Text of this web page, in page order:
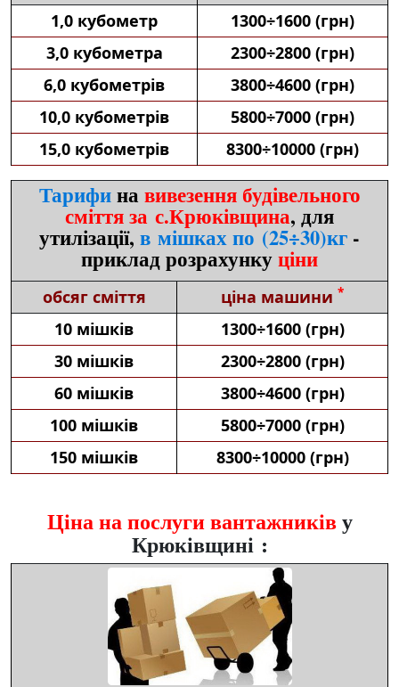
1,0 кубометр
1300÷1600 (грн)
3,0 кубометра
2300÷2800 (грн)
6,0 кубометрів
3800÷4600 (грн)
10,0 кубометрів
5800÷7000 (грн)
15,0 кубометрів
8300÷10000 (грн)
Тарифинавивезення будівельного
сміття за с.Крюківщина, для
утилізації, в мішках по (25÷30)кг -
приклад розрахункуціни
обсяг сміття ціна машини *
10 мішків
1300÷1600 (грн)
30 мішків
2300÷2800 (грн)
60 мішків
3800÷4600 (грн)
100 мішків
5800÷7000 (грн)
150 мішків
8300÷10000 (грн)
Ціна на послуги вантажниківу
Крюківщині :